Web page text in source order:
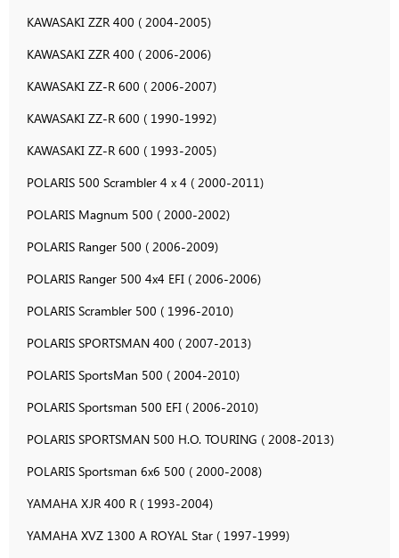
KAWASAKI ZZR 400 ( 2004-2005)
KAWASAKI ZZR 400 ( 2006-2006)
KAWASAKI ZZ-R 600 ( 2006-2007)
KAWASAKI ZZ-R 600 ( 1990-1992)
KAWASAKI ZZ-R 600 ( 1993-2005)
POLARIS 500 Scrambler 4 x 4 ( 2000-2011)
POLARIS Magnum 500 ( 2000-2002)
POLARIS Ranger 500 ( 2006-2009)
POLARIS Ranger 500 4x4 EFI ( 2006-2006)
POLARIS Scrambler 500 ( 1996-2010)
POLARIS SPORTSMAN 400 ( 2007-2013)
POLARIS SportsMan 500 ( 2004-2010)
POLARIS Sportsman 500 EFI ( 2006-2010)
POLARIS SPORTSMAN 500 H.O. TOURING ( 2008-2013)
POLARIS Sportsman 6x6 500 ( 2000-2008)
YAMAHA XJR 400 R ( 1993-2004)
YAMAHA XVZ 1300 A ROYAL Star ( 1997-1999)